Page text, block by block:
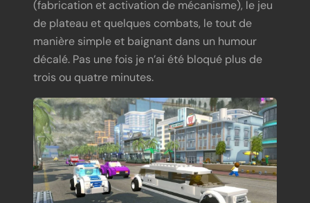
(fabrication et activation de mécanisme), le jeu
de plateau et quelques combats, le tout de
manière simple et baignant dans un humour
décalé. Pas une fois je n’ai été bloqué plus de
trois ou quatre minutes.